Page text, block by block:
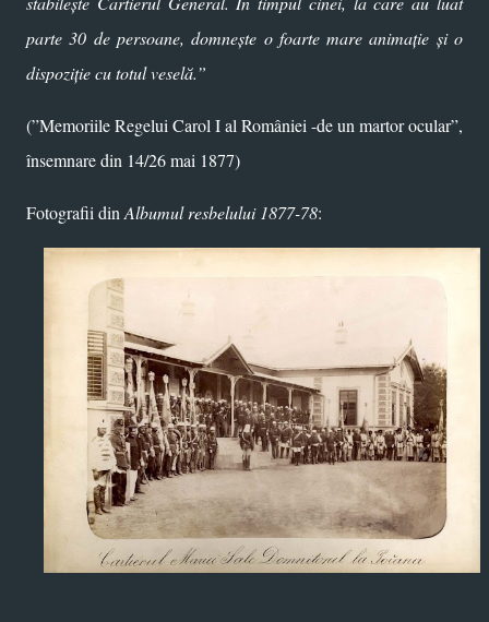
parte 30 de persoane, domnește o foarte mare animație şi o
dispoziţie cu totul veselă.”
(”Memoriile Regelui Carol I al României -de un martor ocular”,
însemnare din 14/26 mai 1877)
Fotografii dinAlbumul resbelului 1877-78: